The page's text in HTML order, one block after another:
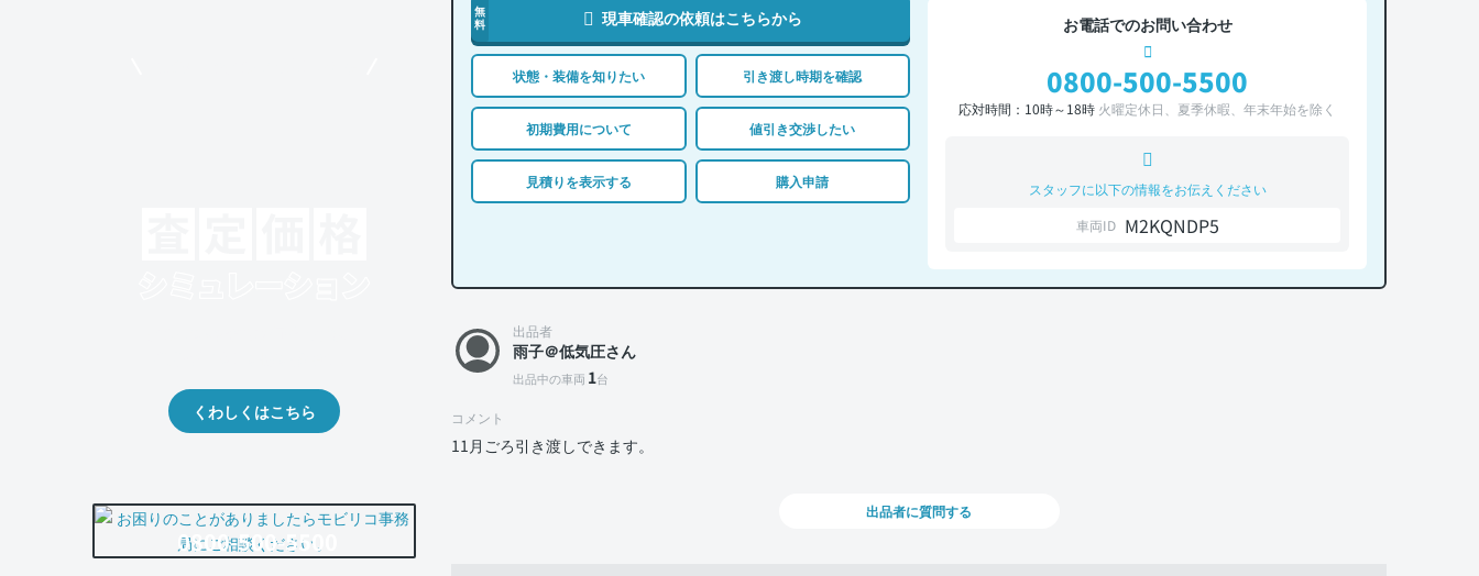
無
料
現車確認の依頼はこちらから
状態・装備を知りたい 引き渡し時期を確認
初期費用について 値引き交渉したい
見積りを表示する 購入申請
お電話でのお問い合わせ
0800-500-5500
応対時間：10時～18時 火曜定休日、夏季休暇、年末年始を除く
スタッフに以下の情報をお伝えください
車両ID M2KQNDP5
出品者
雨子＠低気圧さん
出品中の車両 1台
コメント
11月ごろ引き渡しできます。
出品者に質問する
くわしくはこちら
0800-500-5500